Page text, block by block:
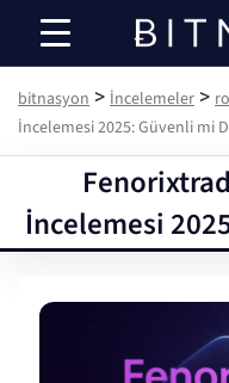
bitnasyon > İncelemeler >
İncelemesi 2025: Güvenli mi
İncelemesi